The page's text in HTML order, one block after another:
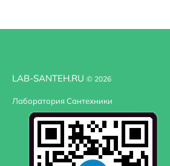
LAB-SANTEH.RU © 2026
Лаборатория Сантехники